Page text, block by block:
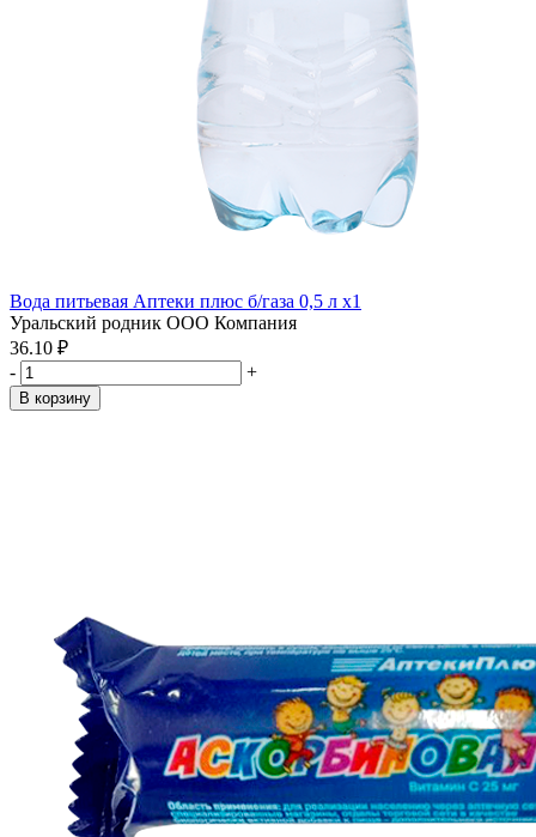
Вода питьевая Аптеки плюс б/газа 0,5 л x1
Уральский родник ООО Компания
36.10 ₽
-
+
В корзину